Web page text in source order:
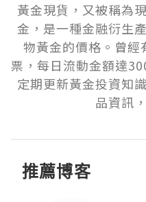
黃金現貨，又被稱為
金，是一種金融衍生
物黃金的價格。曾
票，每日流動金額達
定期更新黃金投資知
品資訊
推薦博客